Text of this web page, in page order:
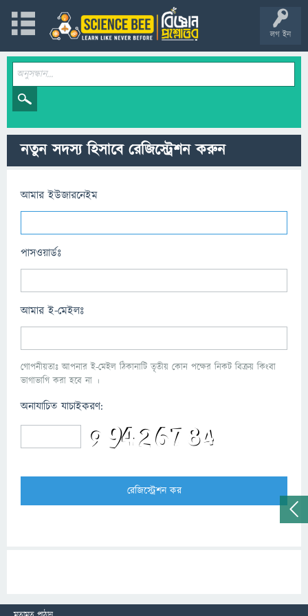
লগ ইন
নতুন সদস্য হিসাবে রেজিস্ট্রেশন করুন
আমার ইউজারনেইম
পাসওয়ার্ডঃ
আমার ই-মেইলঃ
গোপনীয়তাঃ আপনার ই-মেইল ঠিকানাটি তৃতীয় কোন পক্ষের নিকট বিক্রয় কিংবা
ভাগাভাগি করা হবে না ।
অনাযাচিত যাচাইকরণ: